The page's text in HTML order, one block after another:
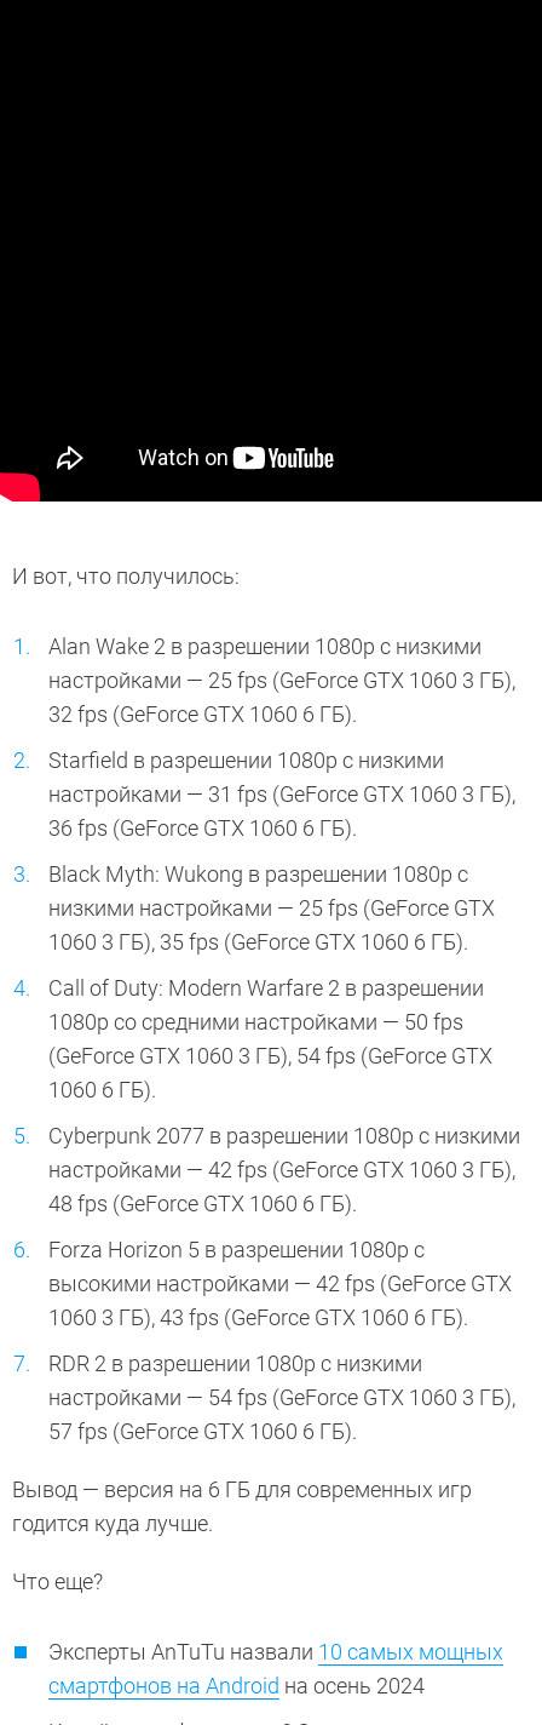
И вот, что получилось:
Alan Wake 2 в разрешении 1080p с низкими
настройками — 25 fps (GeForce GTX 1060 3 ГБ),
32 fps (GeForce GTX 1060 6 ГБ).
Starfield в разрешении 1080p с низкими
настройками — 31 fps (GeForce GTX 1060 3 ГБ),
36 fps (GeForce GTX 1060 6 ГБ).
Black Myth: Wukong в разрешении 1080p с
низкими настройками — 25 fps (GeForce GTX
1060 3 ГБ), 35 fps (GeForce GTX 1060 6 ГБ).
Call of Duty: Modern Warfare 2 в разрешении
1080p со средними настройками — 50 fps
(GeForce GTX 1060 3 ГБ), 54 fps (GeForce GTX
1060 6 ГБ).
Cyberpunk 2077 в разрешении 1080p с низкими
настройками — 42 fps (GeForce GTX 1060 3 ГБ),
48 fps (GeForce GTX 1060 6 ГБ).
Forza Horizon 5 в разрешении 1080p с
высокими настройками — 42 fps (GeForce GTX
1060 3 ГБ), 43 fps (GeForce GTX 1060 6 ГБ).
RDR 2 в разрешении 1080p с низкими
настройками — 54 fps (GeForce GTX 1060 3 ГБ),
57 fps (GeForce GTX 1060 6 ГБ).
Вывод — версия на 6 ГБ для современных игр
годится куда лучше.
Что еще?
Эксперты AnTuTu назвали 10 самых мощных
смартфонов на Android на осень 2024